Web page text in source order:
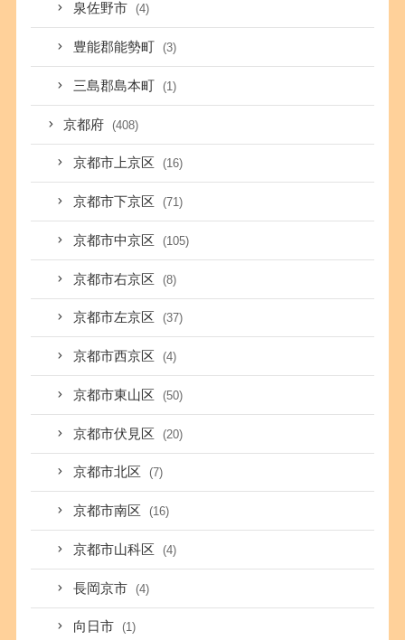
泉佐野市 (4)
豊能郡能勢町 (3)
三島郡島本町 (1)
京都府 (408)
京都市上京区 (16)
京都市下京区 (71)
京都市中京区 (105)
京都市右京区 (8)
京都市左京区 (37)
京都市西京区 (4)
京都市東山区 (50)
京都市伏見区 (20)
京都市北区 (7)
京都市南区 (16)
京都市山科区 (4)
長岡京市 (4)
向日市 (1)